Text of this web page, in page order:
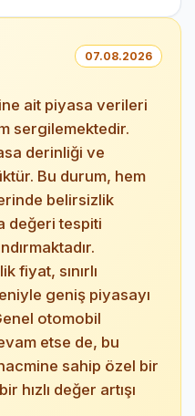
07.08.2026
ait piyasa verileri
sergilemektedir.
derinliği ve
Bu durum, hem
belirsizlik
değeri tespiti
fiyat, sınırlı
geniş piyasayı
otomobil
etse de, bu
sahip özel bir
hızlı değer artışı